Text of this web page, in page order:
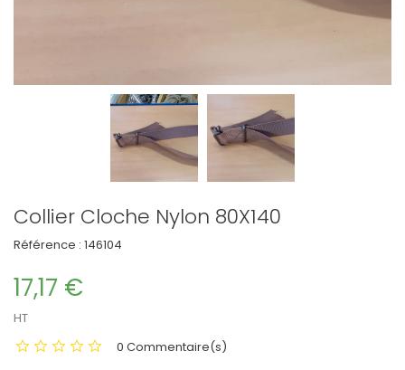
Collier Cloche Nylon 80X140
Référence : 146104
17,17 €
HT
0 Commentaire(s)